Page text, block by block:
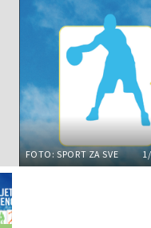
FOTO: SPORT ZA SVE